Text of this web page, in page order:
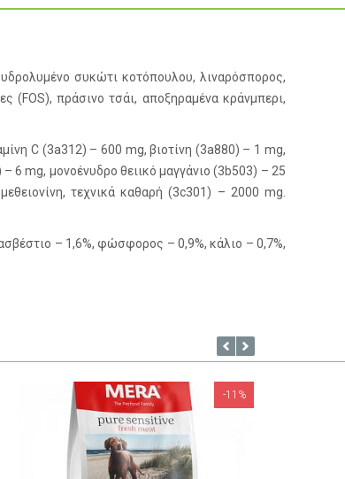
συκώτι κοτόπουλου, λιναρόσπορος,
(FOS), πράσινο τσάι, αποξηραμένα κράνμπερι,
C (3a312) – 600 mg, βιοτίνη (3a880) – 1 mg,
6 mg, μονοένυδρο θειικό μαγγάνιο (3b503) – 25
τεχνικά καθαρή (3c301) – 2000 mg.
– 1,6%, φώσφορος – 0,9%, κάλιο – 0,7%,